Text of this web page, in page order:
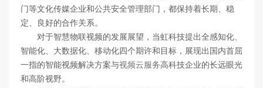
门等文化传媒企业和公共安全管理部门，都保持着长期、稳
定、良好的合作关系。
对于智慧物联视频的发展展望，当虹科技提出全感知化、
智能化、大数据化、移动化四个期许和目标，展现出国内首屈
一指的智能视频解决方案与视频云服务高科技企业的长远眼光
和高阶视野。